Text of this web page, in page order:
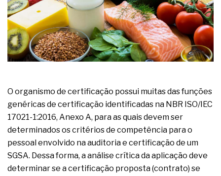
O organismo de certificação possui muitas das funções
genéricas de certificação identificadas na NBR ISO/IEC
17021-1:2016, Anexo A, para as quais devem ser
determinados os critérios de competência para o
pessoal envolvido na auditoria e certificação de um
SGSA. Dessa forma, a análise crítica da aplicação deve
determinar se a certificação proposta (contrato) se